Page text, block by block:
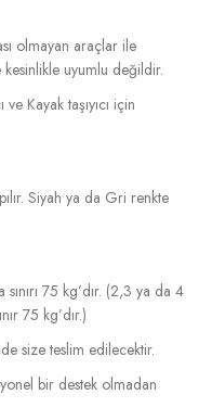
olmayan araçlar ile
kesinlikle uyumlu değildir.
ve Kayak taşıyıcı için
Siyah ya da Gri renkte
75 kg’dır. (2,3 ya da 4
75 kg’dır.)
size teslim edilecektir.
bir destek olmadan